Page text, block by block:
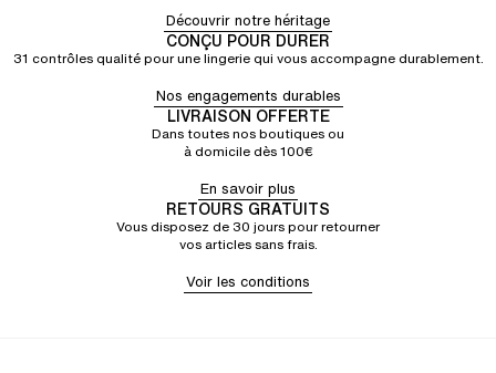
Découvrir notre héritage
CONÇU POUR DURER
31 contrôles qualité pour une lingerie qui vous accompagne durablement.
Nos engagements durables
LIVRAISON OFFERTE
Dans toutes nos boutiques ou
à domicile dès 100€
En savoir plus
RETOURS GRATUITS
Vous disposez de 30 jours pour retourner
vos articles sans frais.
Voir les conditions